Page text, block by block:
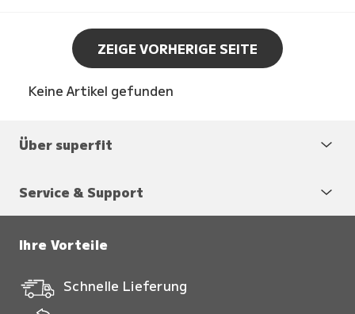
ZEIGE VORHERIGE SEITE
Keine Artikel gefunden
Über superfit
Service & Support
Ihre Vorteile
Schnelle Lieferung